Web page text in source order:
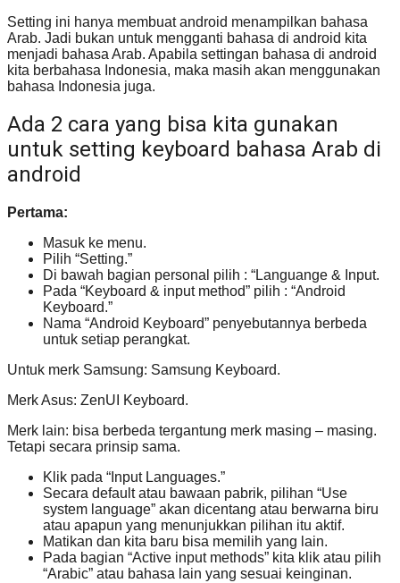
Setting ini hanya membuat android menampilkan bahasa
Arab. Jadi bukan untuk mengganti bahasa di android kita
menjadi bahasa Arab. Apabila settingan bahasa di android
kita berbahasa Indonesia, maka masih akan menggunakan
bahasa Indonesia juga.
Ada 2 cara yang bisa kita gunakan
untuk setting keyboard bahasa Arab di
android
Pertama:
Masuk ke menu.
Pilih “Setting.”
Di bawah bagian personal pilih : “Languange & Input.
Pada “Keyboard & input method” pilih : “Android
Keyboard.”
Nama “Android Keyboard” penyebutannya berbeda
untuk setiap perangkat.
Untuk merk Samsung: Samsung Keyboard.
Merk Asus: ZenUI Keyboard.
Merk lain: bisa berbeda tergantung merk masing – masing.
Tetapi secara prinsip sama.
Klik pada “Input Languages.”
Secara default atau bawaan pabrik, pilihan “Use
system language” akan dicentang atau berwarna biru
atau apapun yang menunjukkan pilihan itu aktif.
Matikan dan kita baru bisa memilih yang lain.
Pada bagian “Active input methods” kita klik atau pilih
“Arabic” atau bahasa lain yang sesuai keinginan.